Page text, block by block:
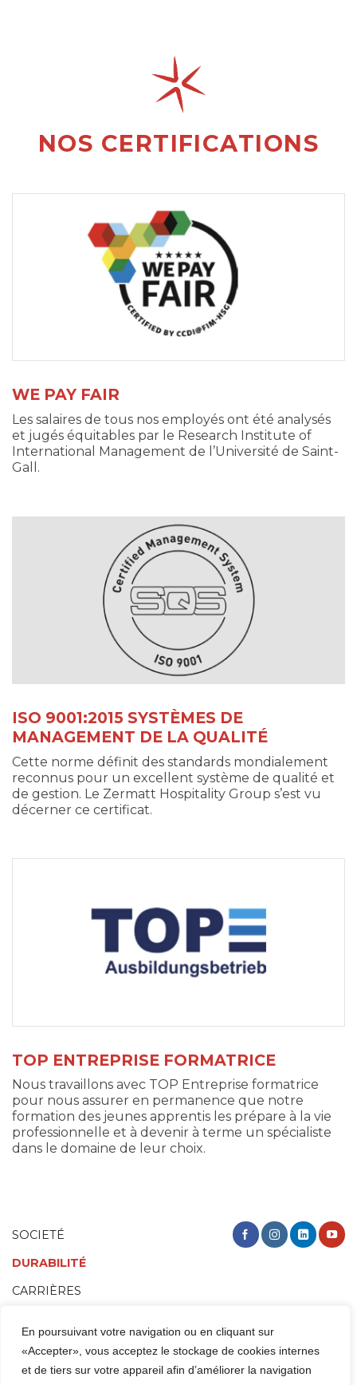
En poursuivant votre navigation ou en cliquant sur
«Accepter», vous acceptez le stockage de cookies internes
et de tiers sur votre appareil afin d’améliorer la navigation
NOS CERTIFICATIONS
WE PAY FAIR
Les salaires de tous nos employés ont été analysés
et jugés équitables par le Research Institute of
International Management de l’Université de Saint-
Gall.
ISO 9001:2015 SYSTÈMES DE
MANAGEMENT DE LA QUALITÉ
Cette norme définit des standards mondialement
reconnus pour un excellent système de qualité et
de gestion. Le Zermatt Hospitality Group s’est vu
décerner ce certificat.
TOP ENTREPRISE FORMATRICE
Nous travaillons avec TOP Entreprise formatrice
pour nous assurer en permanence que notre
formation des jeunes apprentis les prépare à la vie
professionnelle et à devenir à terme un spécialiste
dans le domaine de leur choix.
SOCIETÉ
DURABILITÉ
CARRIÈRES